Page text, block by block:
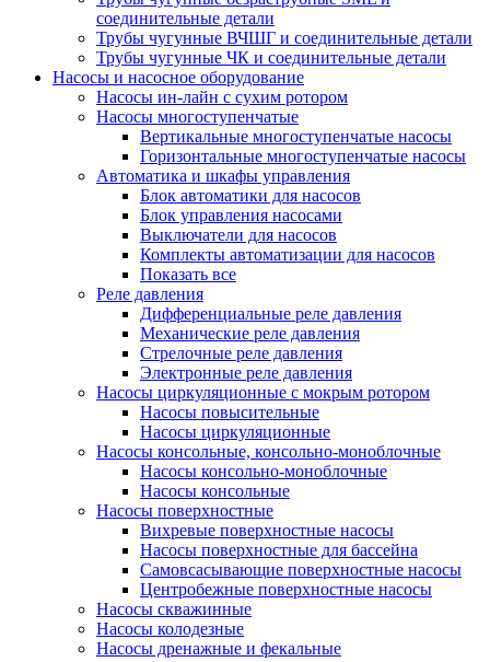
соединительные детали
Трубы чугунные ВЧШГ и соединительные детали
Трубы чугунные ЧК и соединительные детали
Насосы и насосное оборудование
Насосы ин-лайн с сухим ротором
Насосы многоступенчатые
Вертикальные многоступенчатые насосы
Горизонтальные многоступенчатые насосы
Автоматика и шкафы управления
Блок автоматики для насосов
Блок управления насосами
Выключатели для насосов
Комплекты автоматизации для насосов
Показать все
Реле давления
Дифференциальные реле давления
Механические реле давления
Стрелочные реле давления
Электронные реле давления
Насосы циркуляционные с мокрым ротором
Насосы повысительные
Насосы циркуляционные
Насосы консольные, консольно-моноблочные
Насосы консольно-моноблочные
Насосы консольные
Насосы поверхностные
Вихревые поверхностные насосы
Насосы поверхностные для бассейна
Самовсасывающие поверхностные насосы
Центробежные поверхностные насосы
Насосы скважинные
Насосы колодезные
Насосы дренажные и фекальные